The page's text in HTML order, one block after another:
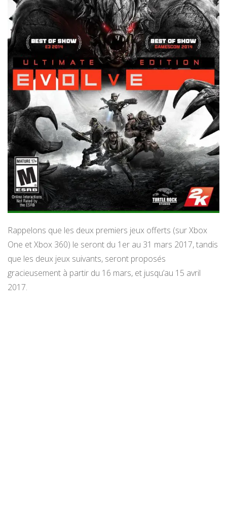
Rappelons que les deux premiers jeux offerts (sur Xbox
One et Xbox 360) le seront du 1er au 31 mars 2017, tandis
que les deux jeux suivants, seront proposés
gracieusement à partir du 16 mars, et jusqu’au 15 avril
2017.